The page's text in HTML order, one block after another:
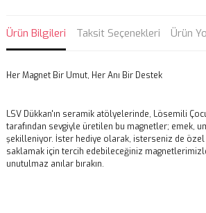
Ürün Bilgileri Taksit Seçenekleri Ürün
Her Magnet Bir Umut, Her Anı Bir Destek
LSV Dükkan'ın seramik atölyelerinde, Lösemili
tarafından sevgiyle üretilen bu magnetler; emek,
şekilleniyor. İster hediye olarak, isterseniz de özel
saklamak için tercih edebileceğiniz
unutulmaz anılar bırakın.